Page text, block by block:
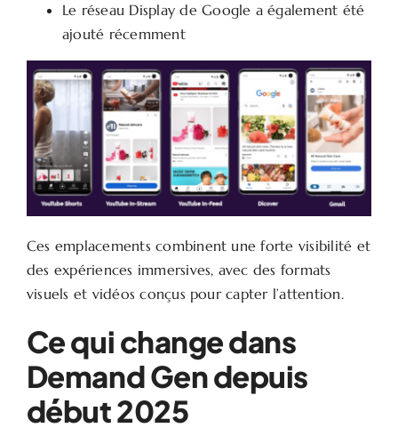
Le réseau Display de Google a également été
ajouté récemment
Ces emplacements combinent une forte visibilité et
des expériences immersives, avec des formats
visuels et vidéos conçus pour capter l’attention.
Ce qui change dans
Demand Gen depuis
début 2025